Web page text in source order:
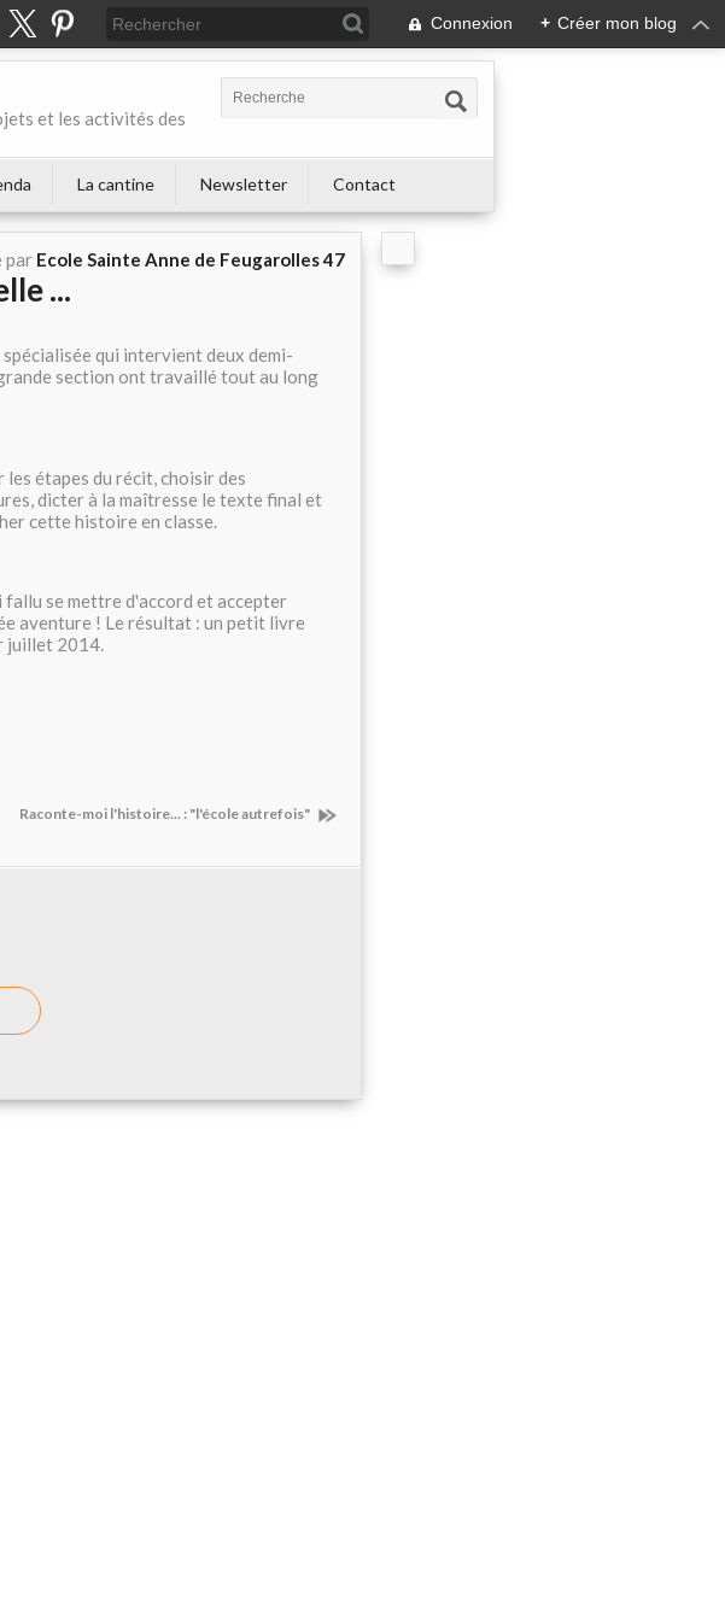
Connexion + Créer mon blog
et les activités des
La cantine Newsletter Contact
par Ecole Sainte Anne de Feugarolles 47
...
qui intervient deux demi-
section ont travaillé tout au long
étapes du récit, choisir des
dicter à la maîtresse le texte final et
cette histoire en classe.
fallu se mettre d'accord et accepter
aventure ! Le résultat : un petit livre
juillet 2014.
Raconte-moi l'histoire... : "l'école autrefois"